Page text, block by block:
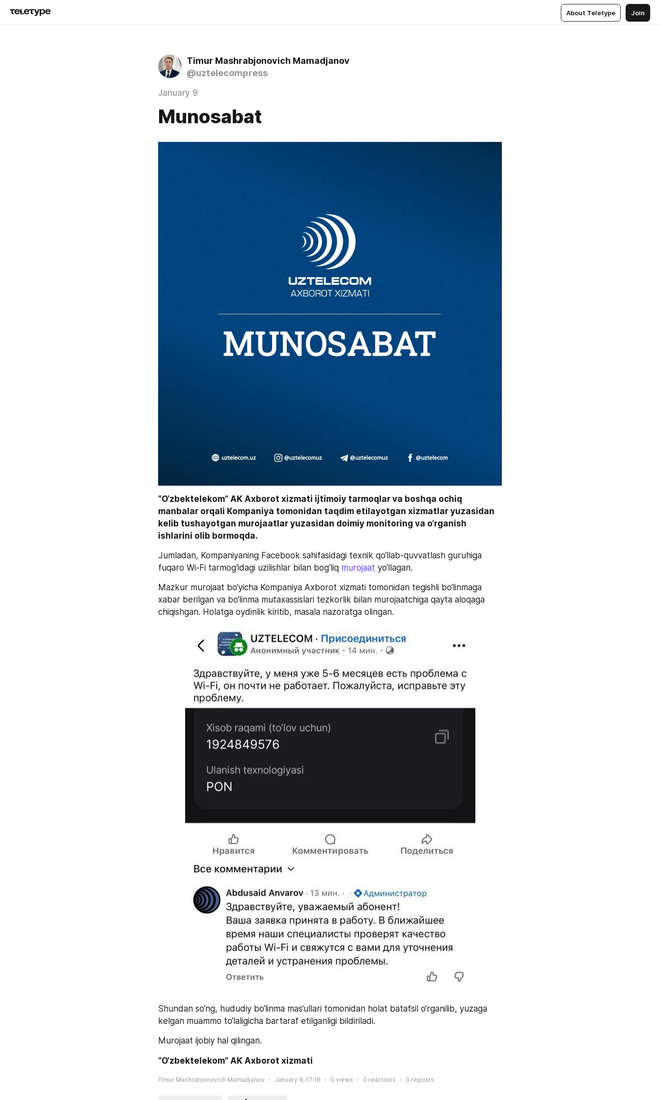
About Teletype Join
Timur Mashrabjonovich Mamadjanov
@uztelecompress
January 9
Munosabat
“O‘zbektelekom” AK Axborot xizmati ijtimoiy tarmoqlar va boshqa ochiq
manbalar orqali Kompaniya tomonidan taqdim etilayotgan xizmatlar yuzasidan
kelib tushayotgan murojaatlar yuzasidan doimiy monitoring va o‘rganish
ishlarini olib bormoqda.
Jumladan, Kompaniyaning Facebook sahifasidagi texnik qo‘llab-quvvatlash guruhiga
fuqaro Wi-Fi tarmog‘idagi uzilishlar bilan bog‘liq murojaat yo‘llagan.
Mazkur murojaat bo‘yicha Kompaniya Axborot xizmati tomonidan tegishli bo‘linmaga
xabar berilgan va bo‘linma mutaxassislari tezkorlik bilan murojaatchiga qayta aloqaga
chiqishgan. Holatga oydinlik kiritib, masala nazoratga olingan.
Shundan so‘ng, hududiy bo‘linma mas’ullari tomonidan holat batafsil o‘rganilib, yuzaga
kelgan muammo to‘laligicha bartaraf etilganligi bildiriladi.
Murojaat ijobiy hal qilingan.
“O‘zbektelekom” AK Axborot xizmati
Timur Mashrabjonovich Mamadjanov January 9, 17:18 0 views 0 reactions 0 reposts